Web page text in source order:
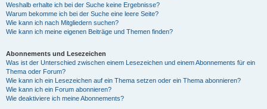
Weshalb erhalte ich bei der Suche keine Ergebnisse?
Warum bekomme ich bei der Suche eine leere Seite?
Wie kann ich nach Mitgliedern suchen?
Wie kann ich meine eigenen Beiträge und Themen finden?
Abonnements und Lesezeichen
Was ist der Unterschied zwischen einem Lesezeichen und einem Abonnements für ein
Thema oder Forum?
Wie kann ich ein Lesezeichen auf ein Thema setzen oder ein Thema abonnieren?
Wie kann ich ein Forum abonnieren?
Wie deaktiviere ich meine Abonnements?